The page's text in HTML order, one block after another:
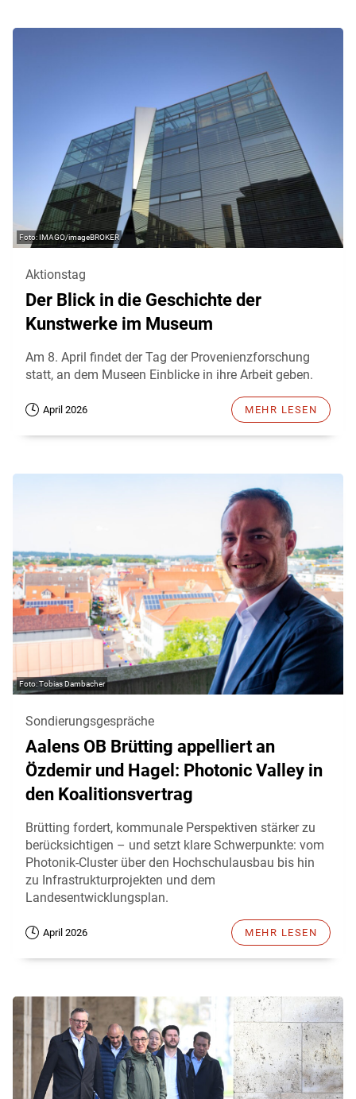
IMAGO/imageBROKER
Aktionstag
Der Blick in die Geschichte der
Kunstwerke im Museum
Am 8. April findet der Tag der Provenienzforschung
statt, an dem Museen Einblicke in ihre Arbeit geben.
April 2026 MEHR LESEN
Tobias Dambacher
Sondierungsgespräche
Aalens OB Brütting appelliert an
Özdemir und Hagel: Photonic Valley in
den Koalitionsvertrag
Brütting fordert, kommunale Perspektiven stärker zu
berücksichtigen – und setzt klare Schwerpunkte: vom
Photonik-Cluster über den Hochschulausbau bis hin
zu Infrastrukturprojekten und dem
Landesentwicklungsplan.
April 2026 MEHR LESEN